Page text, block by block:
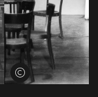
Voir les crédits